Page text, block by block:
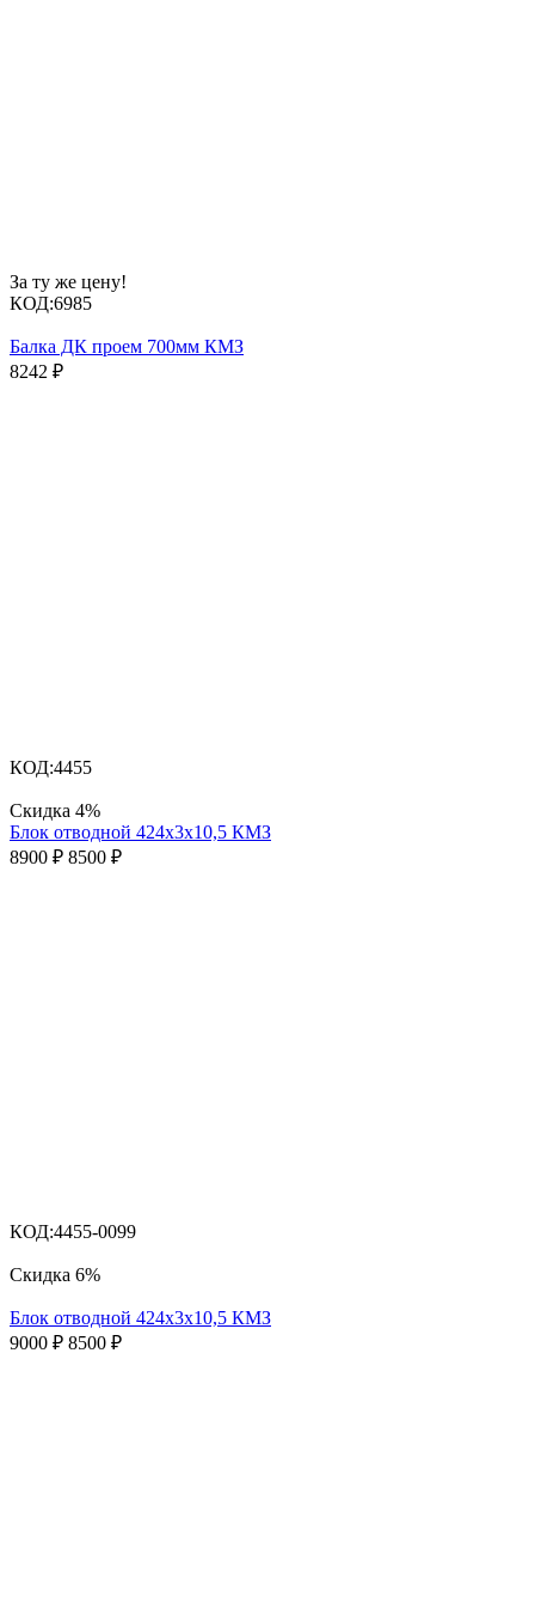
За ту же цену!
КОД:6985
Балка ДК проем 700мм КМЗ
8242 ₽
КОД:4455
Скидка 4%
Блок отводной 424х3х10,5 КМЗ
8900 ₽ 8500 ₽
КОД:4455-0099
Скидка 6%
Блок отводной 424х3х10,5 КМЗ
9000 ₽ 8500 ₽